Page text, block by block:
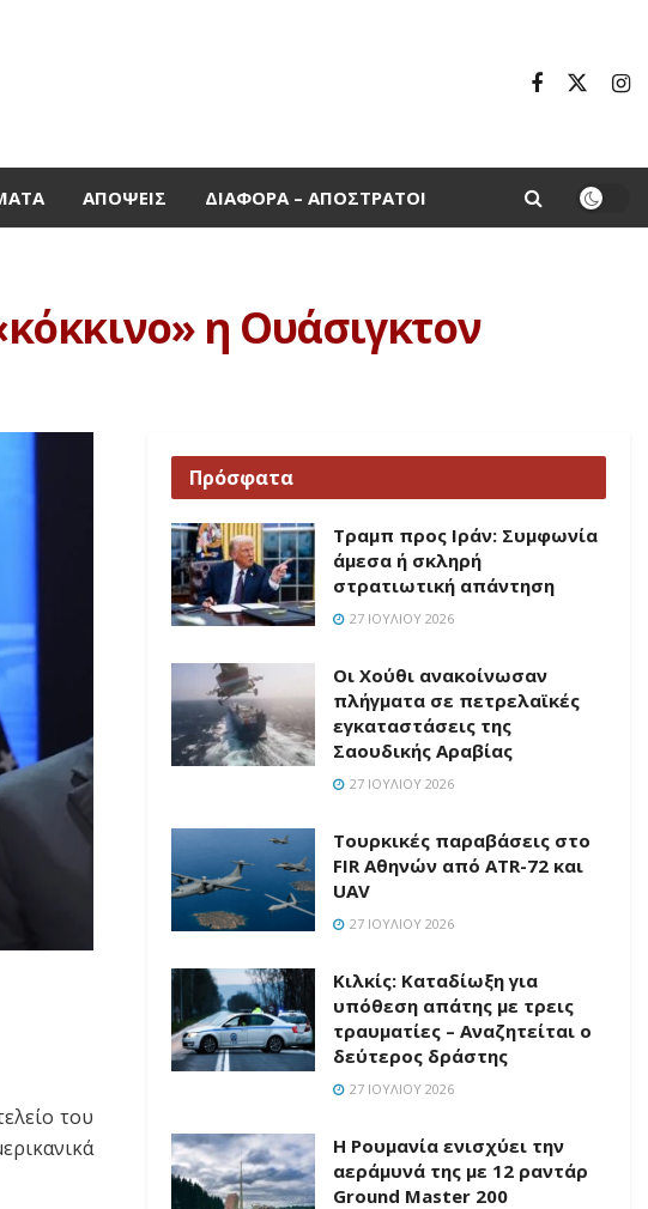
ΑΠΌΨΕΙΣ ΔΙΆΦΟΡΑ – ΑΠΌΣΤΡΑΤΟΙ
η Ουάσιγκτον
του
Πρόσφατα
Τραμπ προς Ιράν: Συμφωνία
άμεσα ή σκληρή
στρατιωτική απάντηση
27 ΙΟΥΛΊΟΥ 2026
Οι Χούθι ανακοίνωσαν
πλήγματα σε πετρελαϊκές
εγκαταστάσεις της
Σαουδικής Αραβίας
27 ΙΟΥΛΊΟΥ 2026
Τουρκικές παραβάσεις στο
FIR Αθηνών από ATR-72 και
UAV
27 ΙΟΥΛΊΟΥ 2026
Κιλκίς: Καταδίωξη για
υπόθεση απάτης με τρεις
τραυματίες – Αναζητείται ο
δεύτερος δράστης
27 ΙΟΥΛΊΟΥ 2026
Η Ρουμανία ενισχύει την
αεράμυνά της με 12 ραντάρ
Ground Master 200